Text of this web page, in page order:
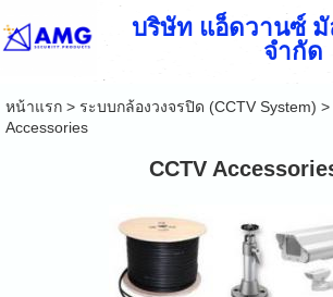
บริษัท แอ็ดวานซ์
จำกัด
หน้าแรก> ระบบกล้องวงจรปิด (CCTV System) >
Accessories
CCTV